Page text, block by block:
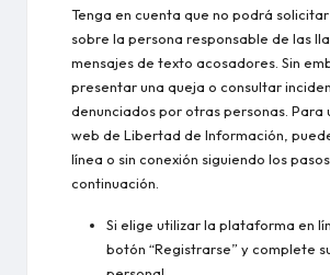
Tenga en cuenta que no podrá
sobre la persona responsable de las
mensajes de texto acosadores. Sin
presentar una queja o consultar
denunciados por otras personas. Para
web de Libertad de Información,
línea o sin conexión siguiendo los
continuación.
Si elige utilizar la plataforma en
botón “Registrarse” y complete